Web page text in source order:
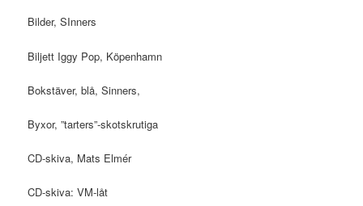
Bilder, SInners
Biljett Iggy Pop, Köpenhamn
Bokstäver, blå, Sinners,
Byxor, ”tarters”-skotskrutiga
CD-skiva, Mats Elmér
CD-skiva: VM-låt